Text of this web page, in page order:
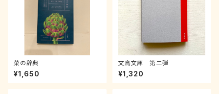
菜の辞典
¥1,650
文鳥文庫 第二弾
¥1,320